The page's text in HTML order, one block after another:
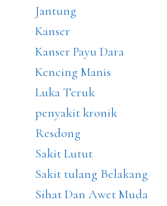
Jantung
Kanser
Kanser Payu Dara
Kencing Manis
Luka Teruk
penyakit kronik
Resdong
Sakit Lutut
Sakit tulang Belakang
Sihat Dan Awet Muda